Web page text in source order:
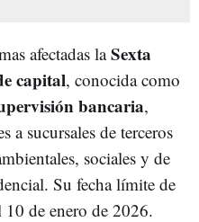
afectadas laSexta
capital, conocida como
bancaria,
a sucursales de terceros
sociales y de
Su fecha límite de
de enero de 2026.